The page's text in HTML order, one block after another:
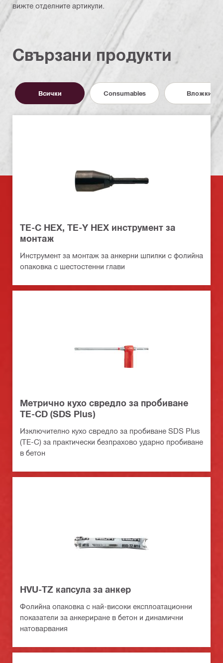
вижте отделните артикули.
Свързани продукти
Всички Consumables Вложки
TE-C HEX, TE-Y HEX инструмент за
монтаж
Инструмент за монтаж за анкерни шпилки с фолийна
опаковка с шестостенни глави
Метрично кухо свредло за пробиване
TE-CD (SDS Plus)
Изключително кухо свредло за пробиване SDS Plus
(TE-C) за практически безпрахово ударно пробиване
в бетон
HVU-TZ капсула за анкер
Фолийна опаковка с най-високи експлоатационни
показатели за анкериране в бетон и динамични
натоварвания